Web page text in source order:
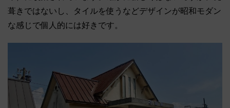
葺きではないし、タイルを使うなどデザインが昭和モダン
な感じで個人的には好きです。